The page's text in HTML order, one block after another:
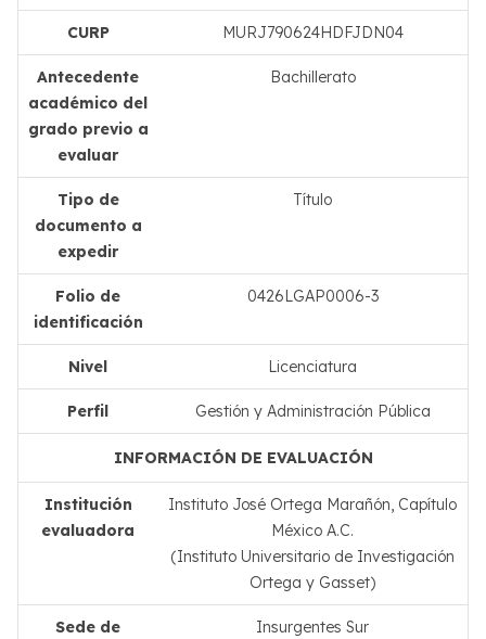
CURP MURJ790624HDFJDN04
Antecedente
académico del
grado previo a
evaluar
Bachillerato
Tipo de
documento a
expedir
Título
Folio de
identificación
0426LGAP0006-3
Nivel Licenciatura
Perfil Gestión y Administración Pública
INFORMACIÓN DE EVALUACIÓN
Institución
evaluadora
Instituto José Ortega Marañón, Capítulo
México A.C.
(Instituto Universitario de Investigación
Ortega y Gasset)
Sede de
Insurgentes Sur